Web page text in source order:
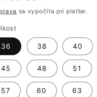
sa vypočíta pri platbe.
36 38 40
45 48 51
57 60 63